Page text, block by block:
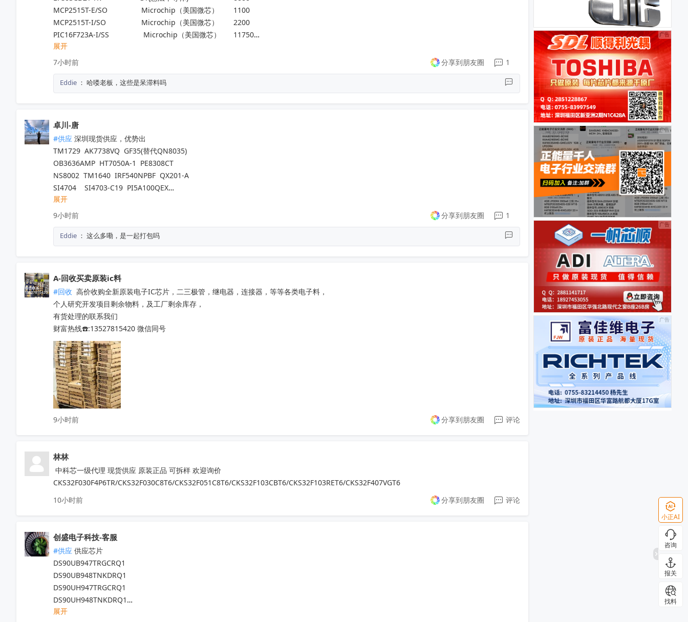
MCP2515T-E/SO	           Microchip（美国微芯） 	1100
MCP2515T-I/SO	           Microchip（美国微芯） 	2200
PIC16F723A-I/SS 	            Microchip（美国微芯）	11750
ADP32F034QP64S   	    进芯	                                 25909
NM1200LBAE	                   NUVOTON（新唐科技）	14000
LTC6433AIUF-15#PBF	   ADI(亚德诺)	                        1001
TP2124-SR	                   3PEAK（思瑞浦）            	20000
ATA663254-GBQW	           Microchip（美国微芯） 	60000
MB95F636KPMC-G-UNE2  赛普拉斯                                80000
展开
7小时前
分享到朋友圈 1
Eddie ： 哈喽老板，这些是呆滞料吗
卓川-唐
#供应 深圳现货供应，优势出
TM1729  AK7738VQ  GF35(替代QN8035)
OB3636AMP  HT7050A-1  PE8308CT
NS8002  TM1640  IRF540NPBF  QX201-A
SI4704    SI4703-C19  PI5A100QEX
NCV8402ASTT1G  AW9967DNR  IRFB4227
TM1650  TM2312  TDA7576B  CD1517CP
TL494IDR  SI4755  BD37033FV-ME2
EMP8965-33VF05GRR  TA7291SG  QX201-C
LT8645SEV  SGM4553YN8G/TR
PT7M3808G33TAEX  RDA5807M  WM8728SEDS/R
SY6874DBC  SY8063DBC  CS3818EO  SI4755
PL8332G  OB2734DCCPA-H  OB2009DACPA-D
SI4754C-A55-GMR  CD3313EO  AXOP34062C
QN8065  IR2011STRPBF  NSA2092
STM32L071RZH6  STM32G070RBT6
STM8S005K6T6   STM8S207R8T6
STM8L052R8T6   STM32G030C8T6
STM8S103F3P6TR  TPA3116D2DADR
TDA7786  TDA7786TR  TDA7786C
TDA7708CB  TDA7708LX  TDA7850
TDA7708CBTR  TDA75610S-Z
TDA7708LX52  TDA7708LX32TR
N32G030C8L7  QN8035-SAEN  TDA8920CTH
MX25L6433FM2I-08G  F50L2G41XA-104YG2B
K4B4G1646E-BYK0  TEF6686  XS9950
IRFB4227  CS75823  IRF540NPBF  TL494IDR
PT16556-LQ  LV5683P-E  TA75458P
IRS2092STRPBF  EN25QH64A-104HIP
CS3820EO  M12L128168A-6TG2N
代理天微，贝岭，泰德，能芯，福芯，红芯微
晶源微，友达，UTC，纳芯威，芯电元等品牌
深圳原装现货当天可送，1000+型号现货欢迎咨询
V:13544786707
Q:2581140881
收起
展开
9小时前
分享到朋友圈 1
Eddie ： 这么多嘞，是一起打包吗
A-回收买卖原装ic料
#回收 高价收购全新原装电子IC芯片，二三极管，继电器，连接器，等等各类电子料，
个人研究开发项目剩余物料，及工厂剩余库存，
有货处理的联系我们
财富热线☎️:13527815420 微信同号
9小时前 分享到朋友圈 评论
林林
CKS32F030F4P6TR/CKS32F030C8T6/CKS32F051C8T6/CKS32F103CBT6/CKS32F103RET6/CKS32F407VGT6
10小时前
分享到朋友圈 评论
创盛电子科技-客服
#供应 供应芯片
DS90UB947TRGCRQ1
DS90UB948TNKDRQ1
DS90UH947TRGCRQ1
DS90UH948TNKDRQ1
DS83822IRHBR
展开
小正AI
咨询
报关
找料